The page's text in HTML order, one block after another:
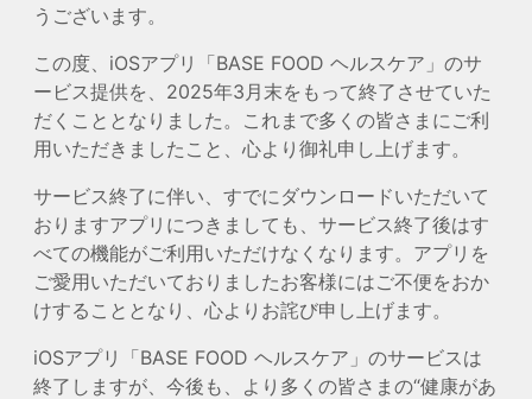
うございます。
この度、iOSアプリ「BASE FOOD ヘルスケア」のサ
ービス提供を、2025年3月末をもって終了させていた
だくこととなりました。これまで多くの皆さまにご利
用いただきましたこと、心より御礼申し上げます。
サービス終了に伴い、すでにダウンロードいただいて
おりますアプリにつきましても、サービス終了後はす
べての機能がご利用いただけなくなります。アプリを
ご愛用いただいておりましたお客様にはご不便をおか
けすることとなり、心よりお詫び申し上げます。
iOSアプリ「BASE FOOD ヘルスケア」のサービスは
終了しますが、今後も、より多くの皆さまの“健康があ